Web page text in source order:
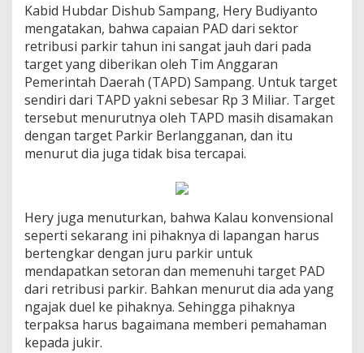
Kabid Hubdar Dishub Sampang, Hery Budiyanto
mengatakan, bahwa capaian PAD dari sektor
retribusi parkir tahun ini sangat jauh dari pada
target yang diberikan oleh Tim Anggaran
Pemerintah Daerah (TAPD) Sampang. Untuk target
sendiri dari TAPD yakni sebesar Rp 3 Miliar. Target
tersebut menurutnya oleh TAPD masih disamakan
dengan target Parkir Berlangganan, dan itu
menurut dia juga tidak bisa tercapai.
Hery juga menuturkan, bahwa Kalau konvensional
seperti sekarang ini pihaknya di lapangan harus
bertengkar dengan juru parkir untuk
mendapatkan setoran dan memenuhi target PAD
dari retribusi parkir. Bahkan menurut dia ada yang
ngajak duel ke pihaknya. Sehingga pihaknya
terpaksa harus bagaimana memberi pemahaman
kepada jukir.